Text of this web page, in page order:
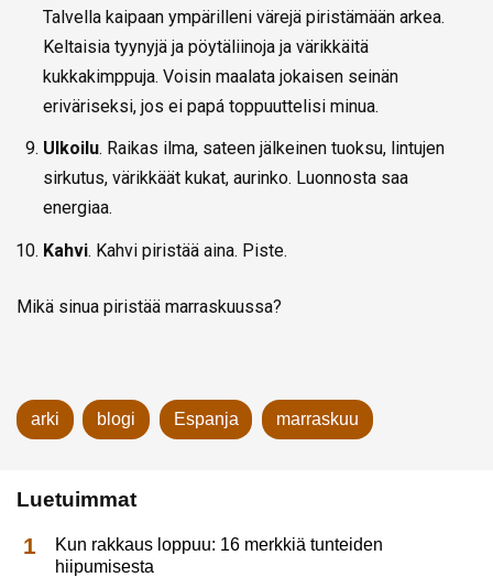
Talvella kaipaan ympärilleni värejä piristämään arkea.
Keltaisia tyynyjä ja pöytäliinoja ja värikkäitä
kukkakimppuja. Voisin maalata jokaisen seinän
eriväriseksi, jos ei papá toppuuttelisi minua.
Ulkoilu. Raikas ilma, sateen jälkeinen tuoksu, lintujen
sirkutus, värikkäät kukat, aurinko. Luonnosta saa
energiaa.
Kahvi. Kahvi piristää aina. Piste.
Mikä sinua piristää marraskuussa?
arki blogi Espanja marraskuu
Luetuimmat
Kun rakkaus loppuu: 16 merkkiä tunteiden
hiipumisesta